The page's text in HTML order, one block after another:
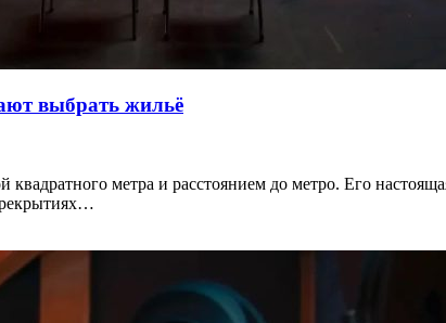
выбрать жильё
квадратного метра и расстоянием до метро. Его